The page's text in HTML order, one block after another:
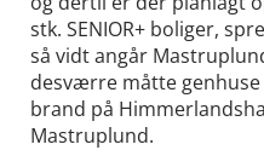
stk. SENIOR+ boliger,
så vidt angår
desværre måtte
brand på
Mastruplund.